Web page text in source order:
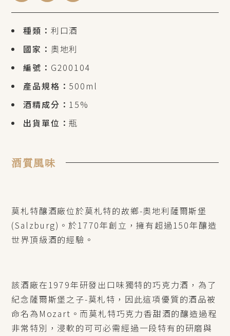
種類： 利口酒
國家： 奧地利
編號： G200104
產品規格： 500ml
酒精成分： 15%
出貨單位：瓶
酒質風味
莫札特釀酒廠位於莫札特的故鄉-奧地利薩爾斯堡
(Salzburg)。於1770年創立，擁有超過150年釀造
世界頂級酒的經驗。
該酒廠在1979年研發出口味獨特的巧克力酒，為了
紀念薩爾斯堡之子-莫札特，因此這項優質的酒品被
命名為Mozart。而莫札特巧克力香甜酒的釀造過程
非常特別，浸軟的可可必需經過一段特有的研磨與